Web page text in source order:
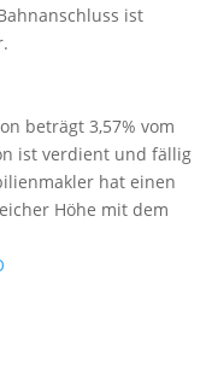
ist
beträgt 3,57% vom
ist verdient und fällig
hat einen
Höhe mit dem